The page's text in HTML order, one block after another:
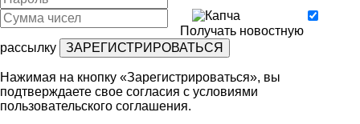
Получать новостную
рассылку
Нажимая на кнопку «Зарегистрироваться», вы
подтверждаете свое согласия с условиями
пользовательского соглашения.